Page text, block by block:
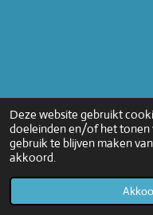
Deze website gebruikt
doeleinden en/of het tonen
gebruik te blijven maken
akkoord.